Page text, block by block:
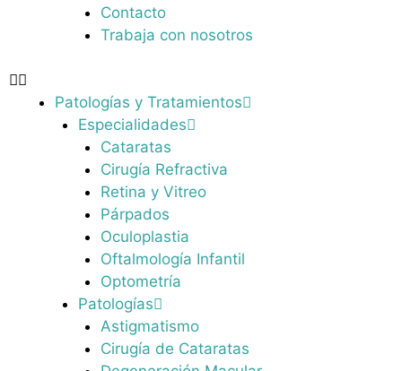
Contacto
Trabaja con nosotros
Patologías y Tratamientos
Especialidades
Cataratas
Cirugía Refractiva
Retina y Vitreo
Párpados
Oculoplastia
Oftalmología Infantil
Optometría
Patologías
Astigmatismo
Cirugía de Cataratas